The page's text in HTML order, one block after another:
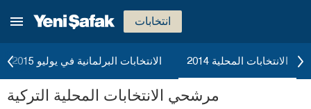
انتخابات
الانتخابات البرلمانية في يوليو 2015 الانتخابات المحلية 2014
مرشحي الانتخابات المحلية التركية
توكات
طرابزون
طونجالي
أوشاك